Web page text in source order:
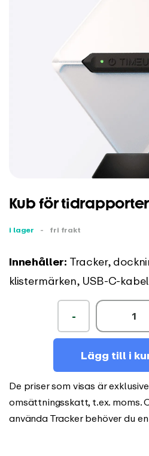
Kub för
i lager - fri frakt
Innehåller: Tracker,
klistermärken, USB-C-kabel
-
Lägg till i
De priser som visas är
omsättningsskatt, t.ex. moms.
använda Tracker behöver du en